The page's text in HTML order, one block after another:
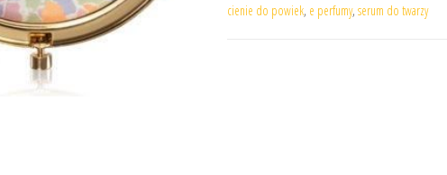
cienie do powiek, e perfumy, serum do twarzy